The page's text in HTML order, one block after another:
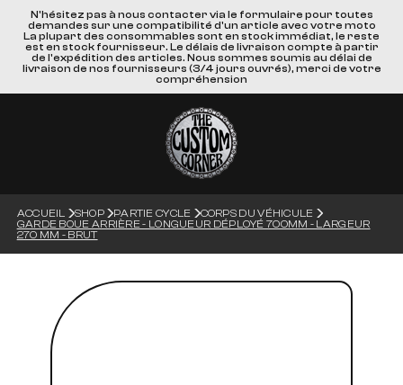
N'hésitez pas à nous contacter via le formulaire pour toutes
demandes sur une compatibilité d'un article avec votre moto
La plupart des consommables sont en stock immédiat, le reste
est en stock fournisseur. Le délais de livraison compte à partir
de l'expédition des articles. Nous sommes soumis au délai de
livraison de nos fournisseurs (3/4 jours ouvrés), merci de votre
compréhension
ACCUEIL SHOP PARTIE CYCLE
CORPS DU VÉHICULE
GARDE BOUE ARRIÈRE - LONGUEUR DÉPLOYÉ 700MM - LARGEUR
270 MM - BRUT